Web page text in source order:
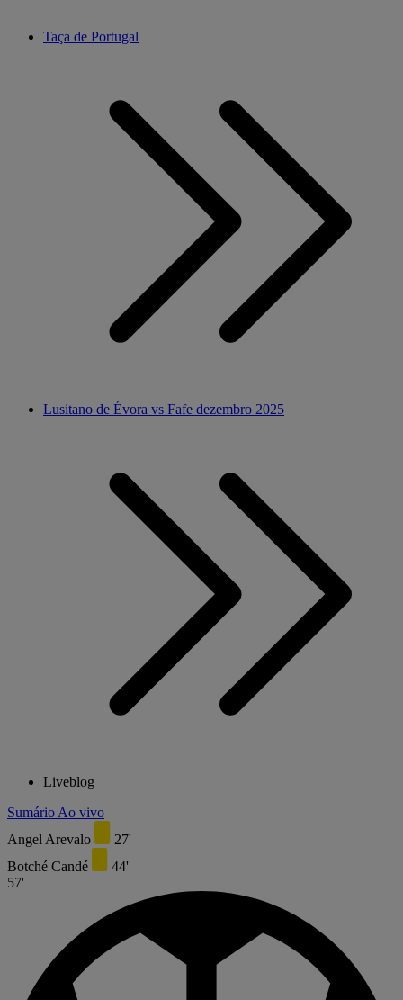
Taça de Portugal
Lusitano de Évora vs Fafe dezembro 2025
Liveblog
Sumário Ao vivo
Angel Arevalo
27'
Botché Candé
44'
57'